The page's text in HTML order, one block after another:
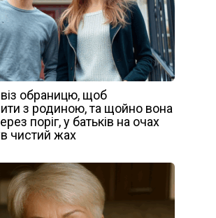
обраницю, щоб
з родиною, та щойно вона
поріг, у батьків на очах
чистий жах